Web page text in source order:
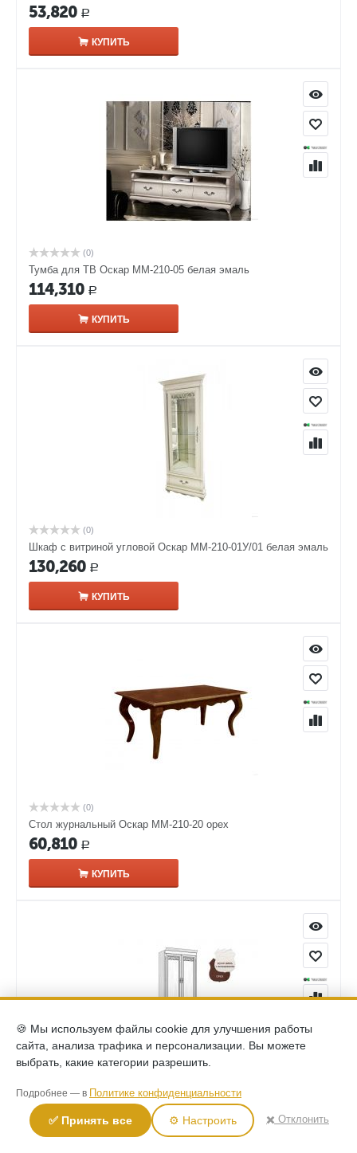
53,820 Р
КУПИТЬ
(0)
Тумба для ТВ Оскар ММ-210-05 белая эмаль
114,310 Р
КУПИТЬ
(0)
Шкаф с витриной угловой Оскар ММ-210-01У/01 белая эмаль
130,260 Р
КУПИТЬ
(0)
Стол журнальный Оскар ММ-210-20 орех
60,810 Р
КУПИТЬ
Шкаф комбинированный Оскар ММ-218-320 белая эмаль
133,690 Р
🍪 Мы используем файлы cookie для улучшения работы
сайта, анализа трафика и персонализации. Вы можете
выбрать, какие категории разрешить.
Подробнее — в Политике конфиденциальности
✅ Принять все ⚙️ Настроить ✖️ Отклонить